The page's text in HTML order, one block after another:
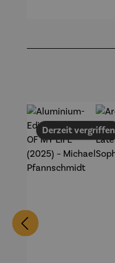
Derzeit vergriffen